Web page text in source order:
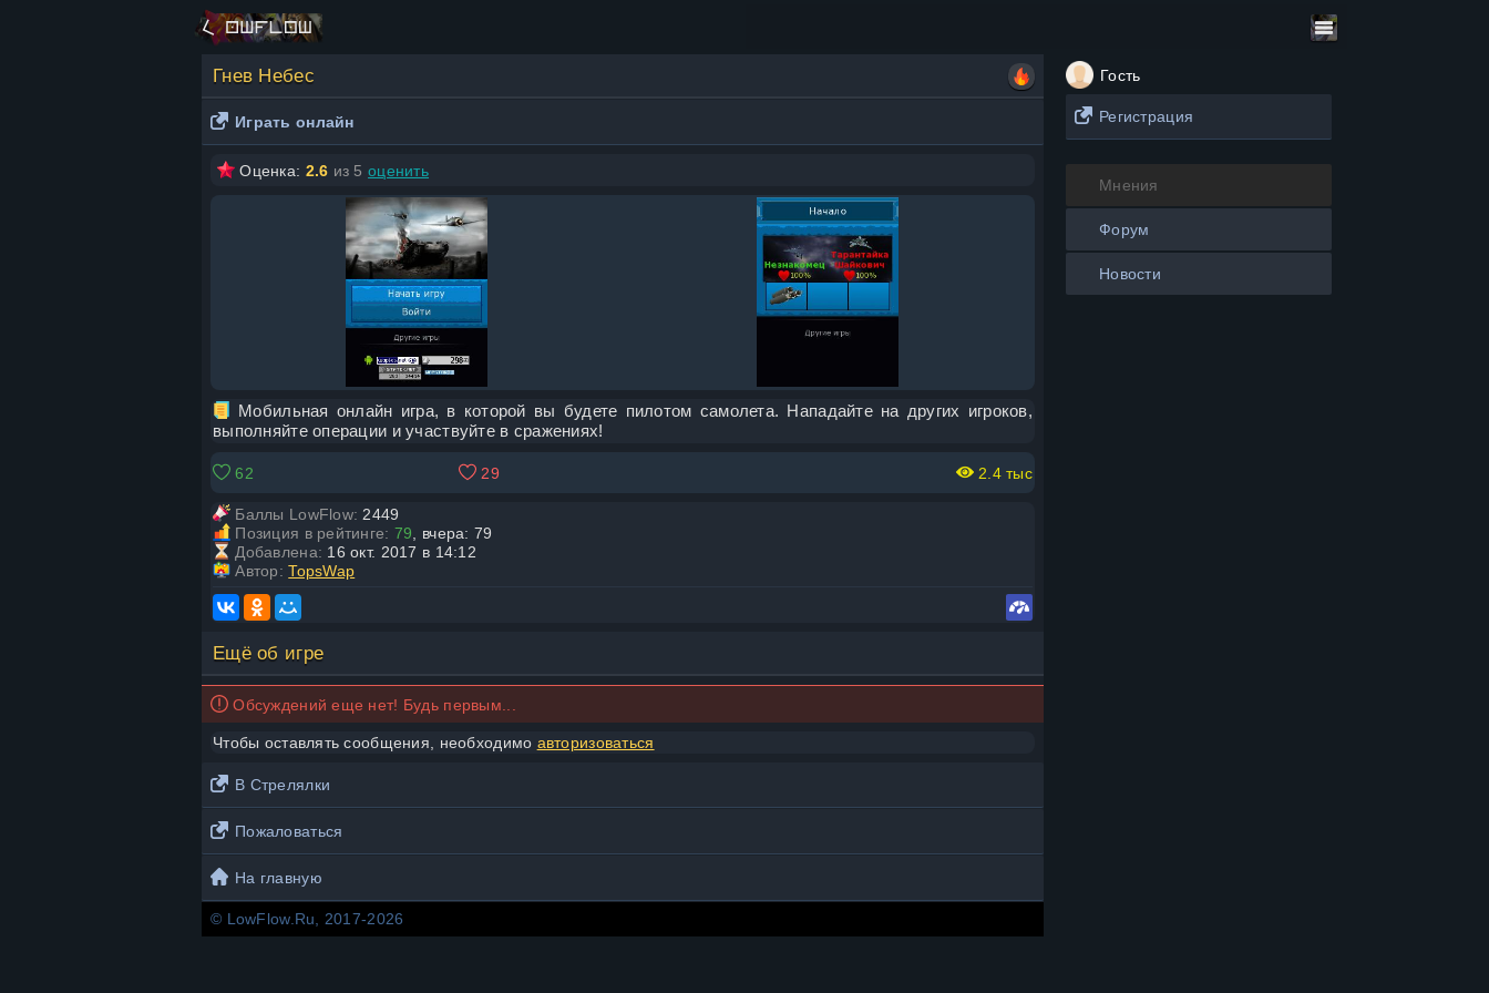
Гость
Регистрация
Гнев Небес
Играть онлайн
Оценка: 2.6 из 5 оценить
Мобильная онлайн игра, в которой вы будете пилотом самолета. Нападайте на других игроков,
выполняйте операции и участвуйте в сражениях!
62 29 2.4 тыс
Баллы LowFlow: 2449
Позиция в рейтинге: 79 , вчера: 79
Добавлена: 16 окт. 2017 в 14:12
Автор: TopsWap
Ещё об игре
Мнения
Форум
Новости
Обсуждений еще нет! Будь первым...
Чтобы оставлять сообщения, необходимо авторизоваться
В Стрелялки
Пожаловаться
На главную
© LowFlow.Ru, 2017-2026